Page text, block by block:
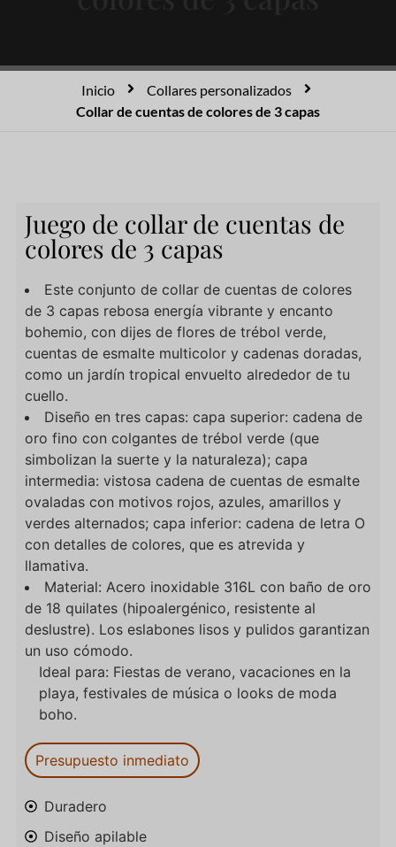
Inicio
Collares personalizados
Collar de cuentas de colores de 3 capas
Juego de collar de cuentas de
colores de 3 capas
Este conjunto de collar de cuentas de colores
de 3 capas rebosa energía vibrante y encanto
bohemio, con dijes de flores de trébol verde,
cuentas de esmalte multicolor y cadenas doradas,
como un jardín tropical envuelto alrededor de tu
cuello.
Diseño en tres capas: capa superior: cadena de
oro fino con colgantes de trébol verde (que
simbolizan la suerte y la naturaleza); capa
intermedia: vistosa cadena de cuentas de esmalte
ovaladas con motivos rojos, azules, amarillos y
verdes alternados; capa inferior: cadena de letra O
con detalles de colores, que es atrevida y
llamativa.
Material: Acero inoxidable 316L con baño de oro
de 18 quilates (hipoalergénico, resistente al
deslustre). Los eslabones lisos y pulidos garantizan
un uso cómodo.
Ideal para: Fiestas de verano, vacaciones en la
playa, festivales de música o looks de moda
boho.
Presupuesto inmediato
Duradero
Diseño apilable